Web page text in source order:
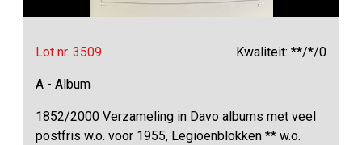
Lot nr. 3509 Kwaliteit: **/*/0
A - Album
1852/2000 Verzameling in Davo albums met veel
postfris w.o. voor 1955, Legioenblokken ** w.o.